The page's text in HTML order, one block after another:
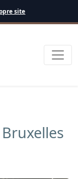
site